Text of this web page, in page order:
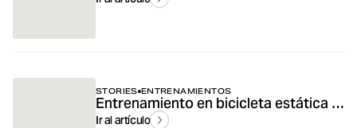
STORIES ENTRENAMIENTOS
Entrenamiento en bicicleta estática – Beneficios, ajustes y consejos
Ir al artículo